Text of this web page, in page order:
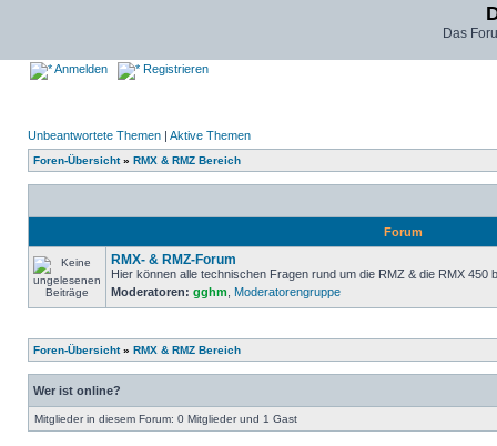
Das
Anmelden Registrieren
Unbeantwortete Themen | Aktive Themen
Foren-Übersicht» RMX & RMZ Bereich
Forum
RMX- & RMZ-Forum
Hier können alle technischen Fragen rund um die RMZ & die RMX 450
Moderatoren: gghm Moderatorengruppe
Foren-Übersicht» RMX & RMZ Bereich
Wer ist online?
Mitglieder in diesem Forum: 0 Mitglieder und 1 Gast